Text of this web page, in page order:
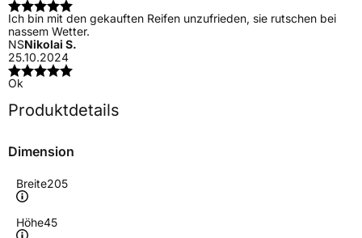
Ich bin mit den gekauften Reifen unzufrieden, sie rutschen bei
nassem Wetter.
NSNikolai S.
25.10.2024
Ok
Produktdetails
Dimension
Breite205
Höhe45